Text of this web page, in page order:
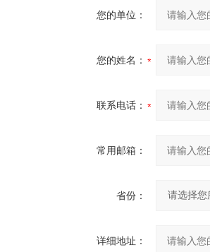
您的单位：
您的姓名：
联系电话：
常用邮箱：
省份：
详细地址：